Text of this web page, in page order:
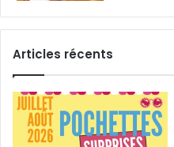
Articles récents